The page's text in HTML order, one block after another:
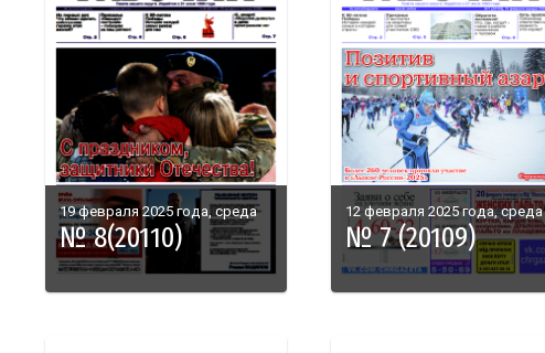
19 февраля 2025 года, среда
№ 8(20110)
12 февраля 2025 года, среда
№ 7 (20109)